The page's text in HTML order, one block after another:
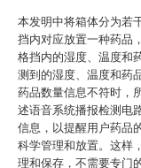
本发明中将箱体分为若
挡内对应放置一种药品
格挡内的湿度、温度和
测到的湿度、温度和药
药品数量信息不符时，
述语音系统播报检测电
信息，以提醒用户药品
科学管理和放置。这样
理和保存，不需要专门